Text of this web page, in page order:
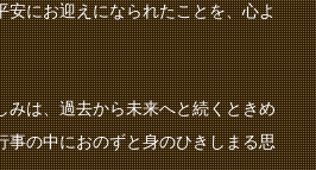
安にお迎えになられたことを、心よ
みは、過去から未来へと続くときめ
事の中におのずと身のひきしまる思